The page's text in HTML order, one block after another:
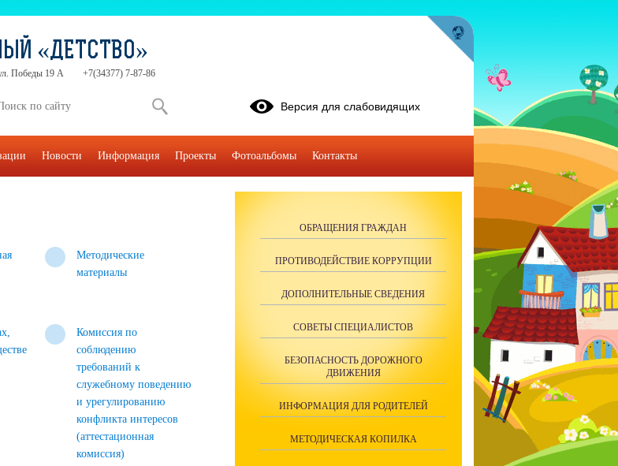
Методические
материалы
Комиссия по
соблюдению
требований к
служебному поведению
и урегулированию
конфликта интересов
(аттестационная
комиссия)
ОБРАЩЕНИЯ ГРАЖДАН
ПРОТИВОДЕЙСТВИЕ КОРРУПЦИИ
ДОПОЛНИТЕЛЬНЫЕ СВЕДЕНИЯ
СОВЕТЫ СПЕЦИАЛИСТОВ
БЕЗОПАСНОСТЬ ДОРОЖНОГО
ДВИЖЕНИЯ
ИНФОРМАЦИЯ ДЛЯ РОДИТЕЛЕЙ
МЕТОДИЧЕСКАЯ КОПИЛКА
«ДЕТСТВО»
Победы 19 А +7(34377) 7-87-86
Версия для слабовидящих
Новости Информация Проекты Фотоальбомы Контакты